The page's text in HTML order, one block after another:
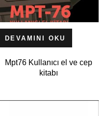
DEVAMINI OKU
Mpt76 Kullanıcı el ve cep
kitabı